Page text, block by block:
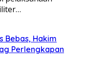
Bebas, Hakim
Perlengkapan